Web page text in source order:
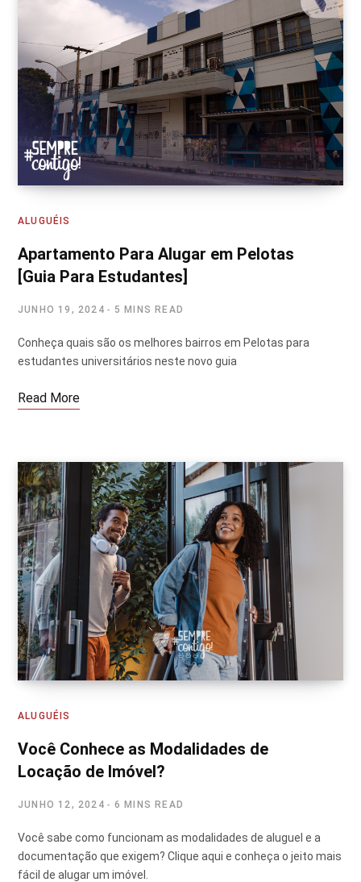
ALUGUÉIS
Apartamento Para Alugar em Pelotas
[Guia Para Estudantes]
JUNHO 19, 2024 5 MINS READ
Conheça quais são os melhores bairros em Pelotas para
estudantes universitários neste novo guia
Read More
ALUGUÉIS
Você Conhece as Modalidades de
Locação de Imóvel?
JUNHO 12, 2024 6 MINS READ
Você sabe como funcionam as modalidades de aluguel e a
documentação que exigem? Clique aqui e conheça o jeito mais
fácil de alugar um imóvel.